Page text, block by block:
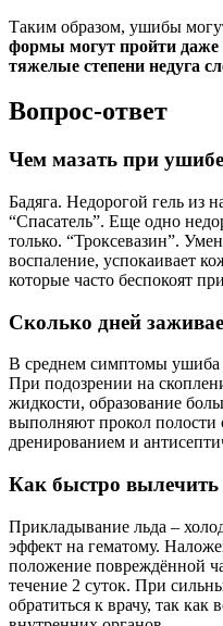
Таким образом, ушибы
формы могут пройти
тяжелые степени недуга
Вопрос-ответ
Чем мазать при
Бадяга. Недорогой гель из
“Спасатель”. Еще одно
только. “Троксевазин”.
воспаление, успокаивает
которые часто беспокоят
Сколько дней
В среднем симптомы ушиба
При подозрении на
жидкости, образование
выполняют прокол полости
дренированием и
Как быстро
Прикладывание льда –
эффект на гематому.
положение повреждённой
течение 2 суток. При
обратиться к врачу, так